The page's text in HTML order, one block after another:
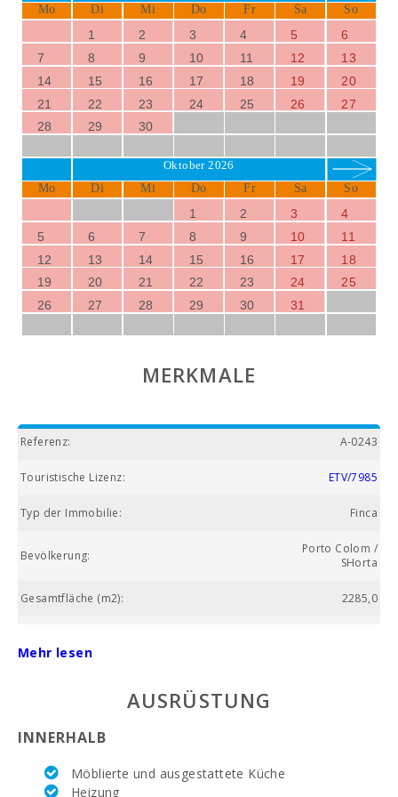
Mo Di Mi Do Fr Sa So
1 2 3 4 5
6
7
8 9 10 11 12
13
14
15 16 17 18 19
20
21
22 23 24 25 26
27
28
29 30
Oktober 2026
Mo Di Mi Do Fr Sa So
1 2 3
4
5
6 7 8 9 10
11
12
13 14 15 16 17
18
19
20 21 22 23 24
25
26
27 28 29 30 31
MERKMALE
Referenz: A-0243
Touristische Lizenz: ETV/7985
Typ der Immobilie: Finca
Bevölkerung:
Porto Colom /
SHorta
Gesamtfläche (m2): 2285,0
Golfplatz La Reserva Rotana (km):
Vall d´Or Golf (км):
Mehr lesen
AUSRÜSTUNG
INNERHALB
Möblierte und ausgestattete Küche
Heizung